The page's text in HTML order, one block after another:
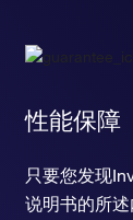
性能保障
只要您发现
说明书的所